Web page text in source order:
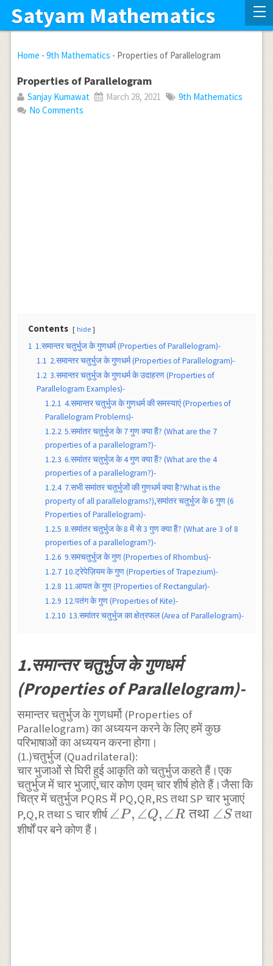
Satyam Mathematics
Home - 9th Mathematics - Properties of Parallelogram
Properties of Parallelogram
Sanjay Kumawat March 28, 2021
9th Mathematics
No Comments
Contents hide
1 1.समान्तर चतुर्भुज के गुणधर्म (Properties of Parallelogram)-
1.1 2.समान्तर चतुर्भुज के गुणधर्म (Properties of Parallelogram)-
1.2 3.समान्तर चतुर्भुज के गुणधर्म के उदाहरण (Properties of
Parallelogram Examples)-
1.2.1 4.समान्तर चतुर्भुज के गुणधर्म की समस्याएं (Properties of
Parallelogram Problems)-
1.2.2 5.समांतर चतुर्भुज के 7 गुण क्या हैं? (What are the 7
properties of a parallelogram?)-
1.2.3 6.समांतर चतुर्भुज के 4 गुण क्या हैं? (What are the 4
properties of a parallelogram?)-
1.2.4 7.सभी समांतर चतुर्भुजों की गुणधर्म क्या है?What is the
property of all parallelograms?),समांतर चतुर्भुज के 6 गुण (6
Properties of Parallelogram)-
1.2.5 8.समांतर चतुर्भुज के 8 में से 3 गुण क्या हैं? (What are 3 of 8
properties of a parallelogram?)-
1.2.6 9.समचतुर्भुज के गुण (Properties of Rhombus)-
1.2.7 10.ट्रेपेज़ियम के गुण (Properties of Trapezium)-
1.2.8 11.आयत के गुण (Properties of Rectangular)-
1.2.9 12.पतंग के गुण (Properties of Kite)-
1.2.10 13.समांतर चतुर्भुज का क्षेत्रफल (Area of Parallelogram)-
1.समान्तर चतुर्भुज के गुणधर्म
(Properties of Parallelogram)-
समान्तर चतुर्भुज के गुणधर्मो (Properties of
Parallelogram) का अध्ययन करने के लिए हमें कुछ
परिभाषाओं का अध्ययन करना होगा।
(1.)चतुर्भुज (Quadrilateral):
चार भुजाओं से घिरी हुई आकृति को चतुर्भुज कहते हैं।एक
चतुर्भुज में चार भुजाएं,चार कोण एवम् चार शीर्ष होते हैं।जैसा कि
चित्र में चतुर्भुज PQRS में PQ,QR,RS तथा SP चार भुजाएं
P,Q,R तथा S चार शीर्ष\angle
∠P, ∠Q,∠R तथा ∠Sतथा
शीर्षों पर बने कोण हैं।